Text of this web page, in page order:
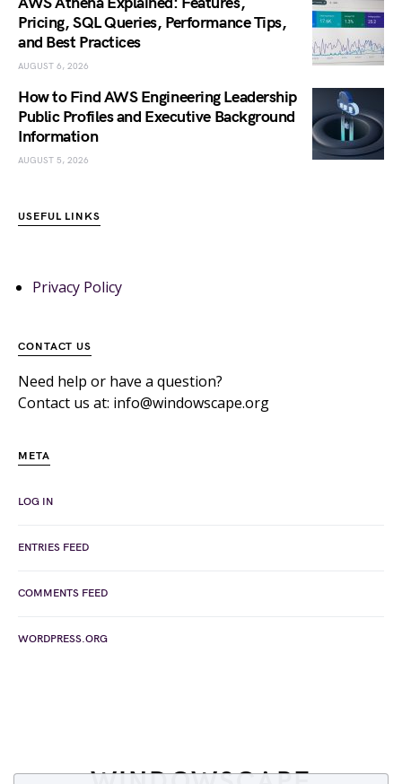
Pricing, SQL Queries, Performance Tips,
and Best Practices
AUGUST 6, 2026
How to Find AWS Engineering Leadership
Public Profiles and Executive Background
Information
AUGUST 5, 2026
USEFUL LINKS
Privacy Policy
CONTACT US
Need help or have a question?
Contact us at: info@windowscape.org
META
LOG IN
ENTRIES FEED
COMMENTS FEED
WORDPRESS.ORG